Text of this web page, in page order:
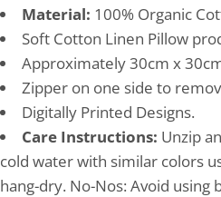
Material: 100% Organic
Soft Cotton Linen Pillow
Approximately 30cm x
Zipper on one side to
Digitally Printed Designs.
Care Instructions: Unzip
cold water with similar colors
hang-dry. No-Nos: Avoid using